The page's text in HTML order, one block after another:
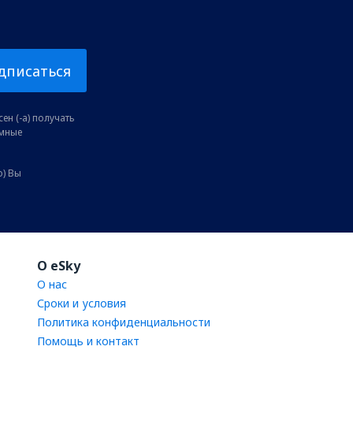
(-а) получать
Вы
O eSky
О нас
Сроки и условия
Политика конфиденциальности
Помощь и контакт